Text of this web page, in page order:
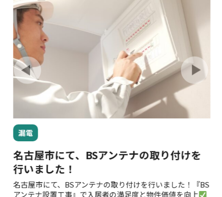
漏電
名古屋市にて、BSアンテナの取り付けを
行いました！
名古屋市にて、BSアンテナの取り付けを行いました！『BS
アンテナ設置工事』で入居者の満足度と物件価値を向上